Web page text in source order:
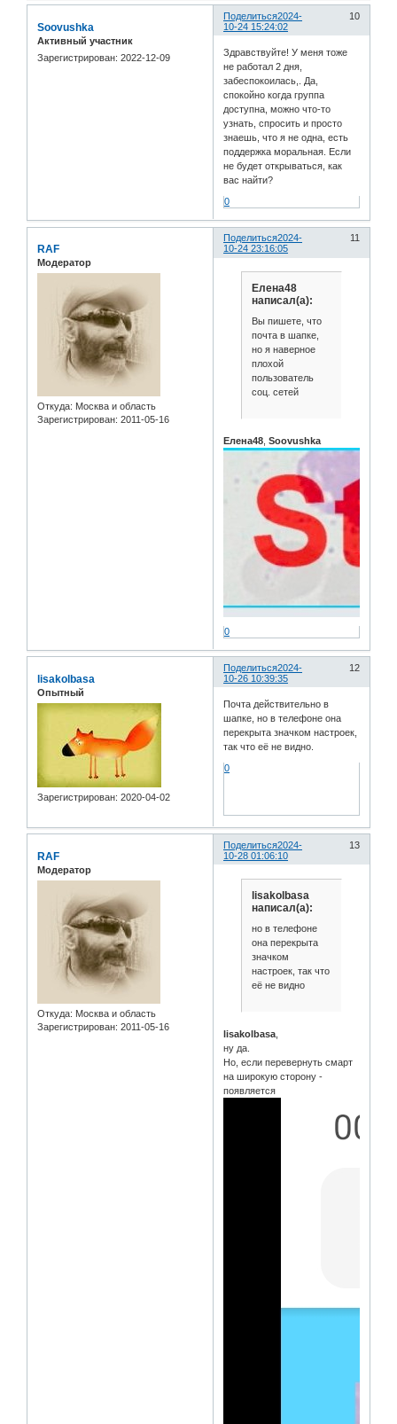
Поделиться 10
2024-
10-24 15:24:02
Soovushka
Активный участник
Зарегистрирован: 2022-12-09
Здравствуйте! У меня тоже
не работал 2 дня,
забеспокоилась,. Да,
спокойно когда группа
доступна, можно что-то
узнать, спросить и просто
знаешь, что я не одна, есть
поддержка моральная. Если
не будет открываться, как
вас найти?
0
Поделиться 11
2024-
10-24 23:16:05
RAF
Модератор
Откуда: Москва и область
Зарегистрирован: 2011-05-16
Елена48
написал(а):
Вы пишете, что
почта в шапке,
но я наверное
плохой
пользователь
соц. сетей
Елена48 ,Soovushka
0
Поделиться 12
2024-
10-26 10:39:35
lisakolbasa
Опытный
Зарегистрирован: 2020-04-02
Почта действительно в
шапке, но в телефоне она
перекрыта значком настроек,
так что её не видно.
0
Поделиться 13
2024-
10-28 01:06:10
RAF
Модератор
Откуда: Москва и область
Зарегистрирован: 2011-05-16
lisakolbasa
написал(а):
но в телефоне
она перекрыта
значком
настроек, так что
её не видно
lisakolbasa
ну да.
Но, если перевернуть смарт
на широкую сторону -
появляется